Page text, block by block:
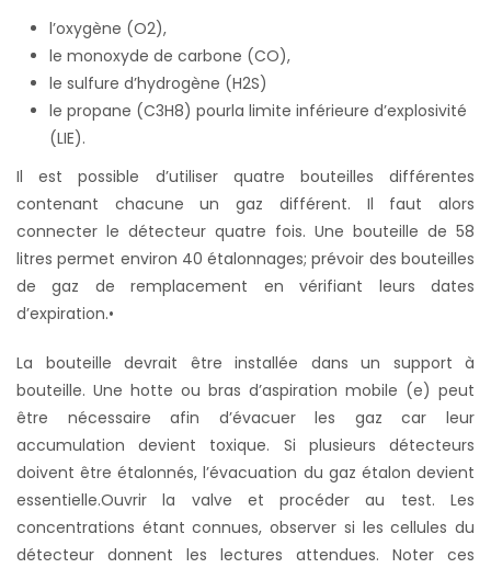
l’oxygène (O2),
le monoxyde de carbone (CO),
le sulfure d’hydrogène (H2S)
le propane (C3H8) pourla limite inférieure d’explosivité
(LIE).
Il est possible d’utiliser quatre bouteilles différentes
contenant chacune un gaz différent. Il faut alors
connecter le détecteur quatre fois. Une bouteille de 58
litres permet environ 40 étalonnages; prévoir des bouteilles
de gaz de remplacement en vérifiant leurs dates
d’expiration.•
La bouteille devrait être installée dans un support à
bouteille. Une hotte ou bras d’aspiration mobile (e) peut
être nécessaire afin d’évacuer les gaz car leur
accumulation devient toxique. Si plusieurs détecteurs
doivent être étalonnés, l’évacuation du gaz étalon devient
essentielle.Ouvrir la valve et procéder au test. Les
concentrations étant connues, observer si les cellules du
détecteur donnent les lectures attendues. Noter ces